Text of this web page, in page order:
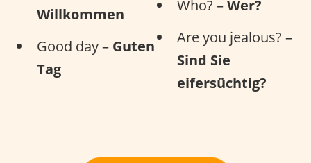
Willkommen
Good day – Guten
Tag
Who? –Wer?
Are you jealous? –
Sind Sie
eifersüchtig?